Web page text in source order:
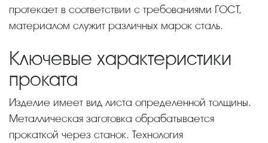
протекает в соответствии с требованиями ГОСТ,
материалом служит различных марок сталь.
Ключевые характеристики
проката
Изделие имеет вид листа определенной толщины.
Металлическая заготовка обрабатывается
прокаткой через станок. Технология